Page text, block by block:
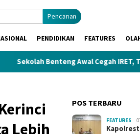
Pencarian
PENDIDIKAN FEATURES
Awal Cegah IRET, TCC, dan
Lebih
POS TERBARU
FEATURES